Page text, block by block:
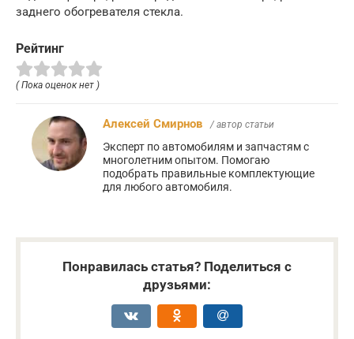
заднего обогревателя стекла.
Рейтинг
( Пока оценок нет )
Алексей Смирнов / автор статьи
Эксперт по автомобилям и запчастям с
многолетним опытом. Помогаю
подобрать правильные комплектующие
для любого автомобиля.
Понравилась статья? Поделиться с
друзьями: